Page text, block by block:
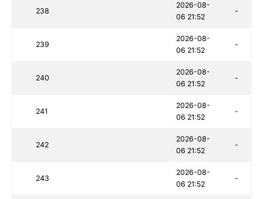
238
2026-08-
06 21:52
-
239
2026-08-
06 21:52
-
240
2026-08-
06 21:52
-
241
2026-08-
06 21:52
-
242
2026-08-
06 21:52
-
243
2026-08-
06 21:52
-